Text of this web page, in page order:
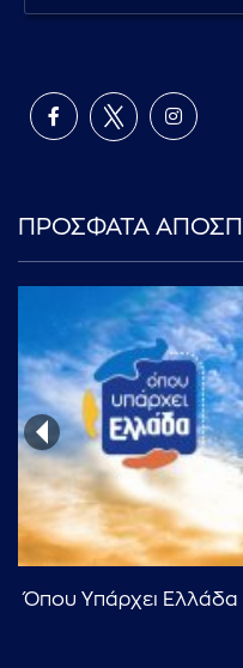
ΠΡΟΣΦΑΤΑ
Όπου Υπάρχει